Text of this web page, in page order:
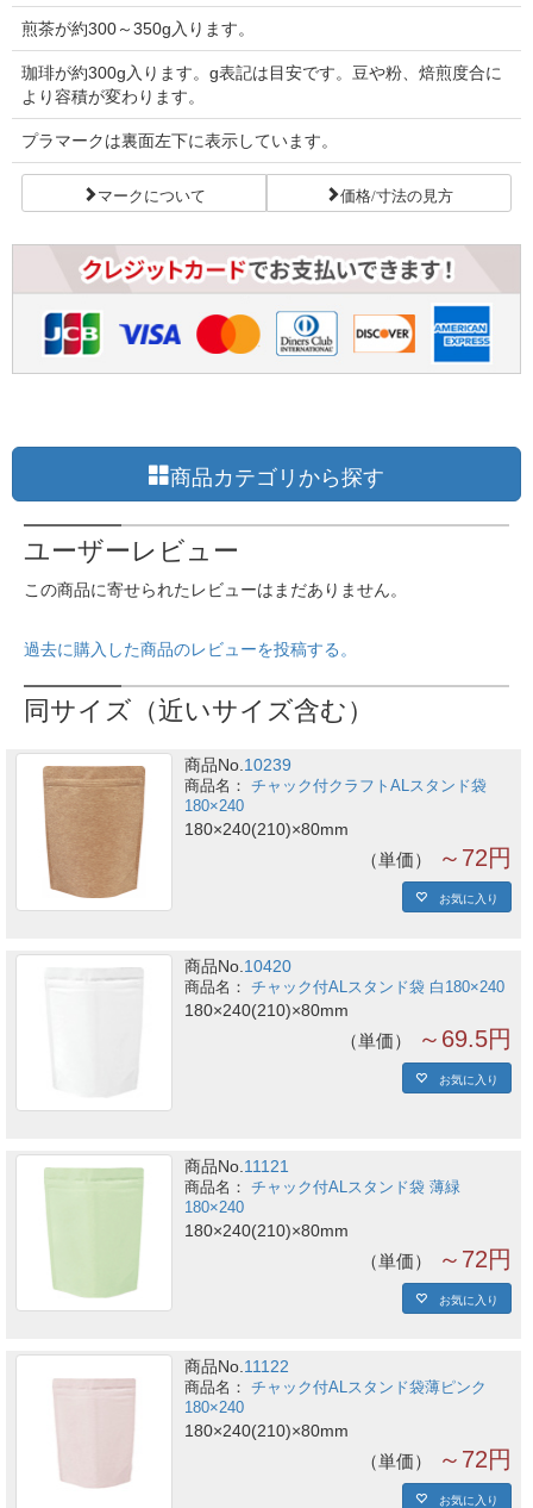
煎茶が約300～350g入ります。
珈琲が約300g入ります。g表記は目安です。豆や粉、焙煎度合に
より容積が変わります。
プラマークは裏面左下に表示しています。
マークについて 価格/寸法の見方
商品カテゴリから探す
ユーザーレビュー
この商品に寄せられたレビューはまだありません。
過去に購入した商品のレビューを投稿する。
同サイズ（近いサイズ含む）
商品No.10239
チャック付クラフトALスタンド袋
180×240
180×240(210)×80mm
単価 ～72円
お気に入り
商品No. 10420
チャック付ALスタンド袋 白180×240
180×240(210)×80mm
単価 ～69.5円
お気に入り
商品No. 11121
チャック付ALスタンド袋 薄緑
180×240
180×240(210)×80mm
単価 ～72円
お気に入り
商品No.11122
チャック付ALスタンド袋薄ピンク
180×240
180×240(210)×80mm
単価 ～72円
お気に入り